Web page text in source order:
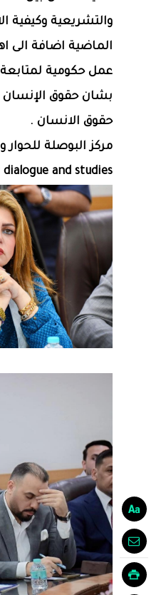
والتشريعية وكيفية
الماضية اضافة الى
عمل حكومية لمتابعة
بشان حقوق
حقوق الانسان .
and studies